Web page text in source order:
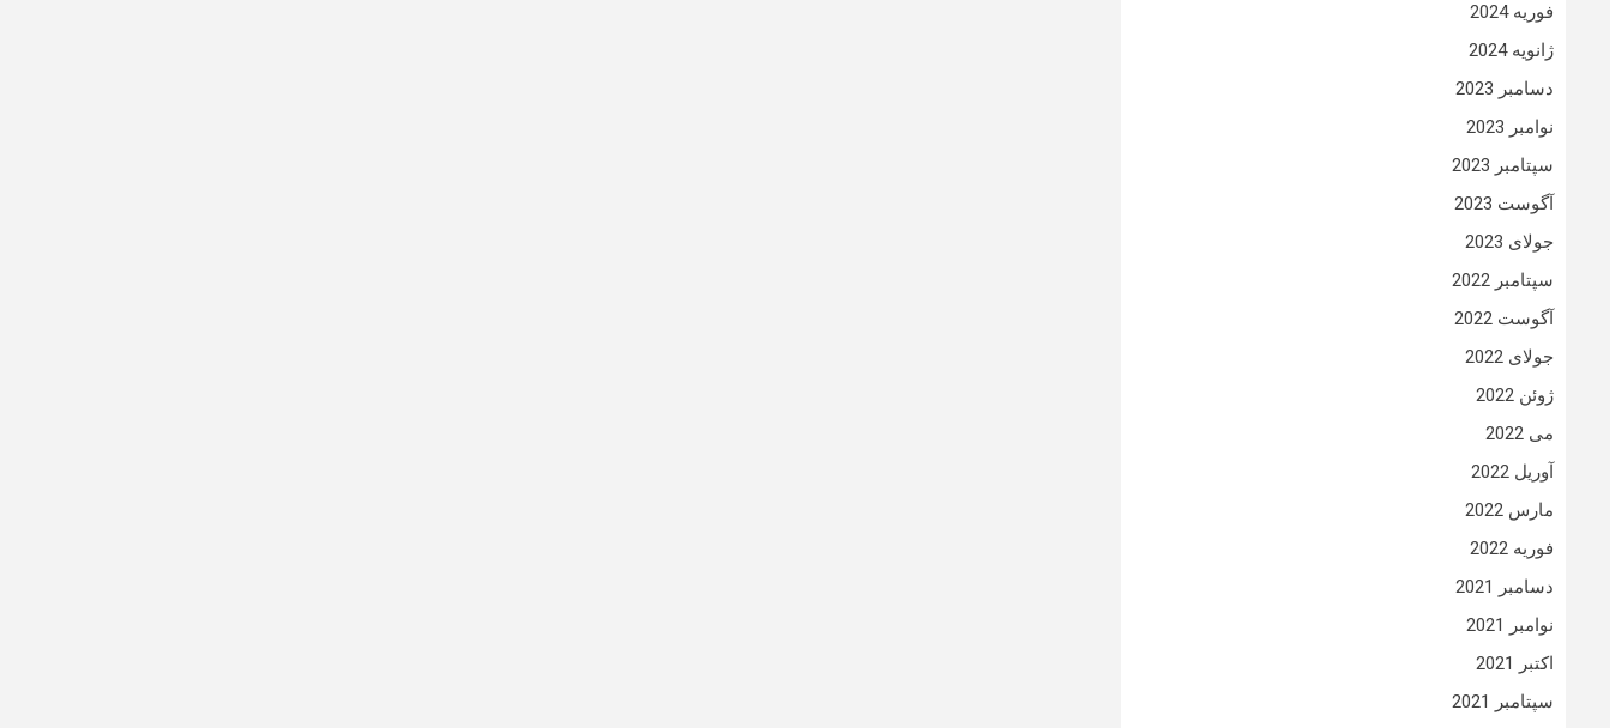
فوریه 2024
ژانویه 2024
دسامبر 2023
نوامبر 2023
سپتامبر 2023
آگوست 2023
جولای 2023
سپتامبر 2022
آگوست 2022
جولای 2022
ژوئن 2022
می 2022
آوریل 2022
مارس 2022
فوریه 2022
دسامبر 2021
نوامبر 2021
اکتبر 2021
سپتامبر 2021